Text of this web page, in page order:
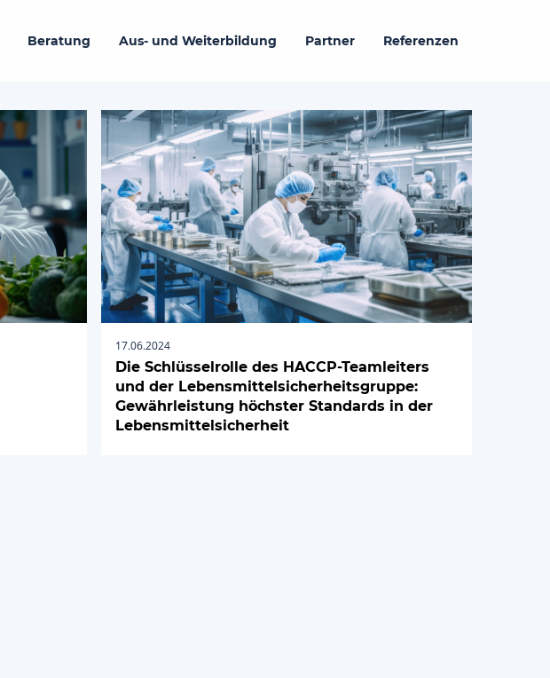
Beratung Aus- und Weiterbildung Partner Referenzen
17.06.2024
Die Schlüsselrolle des HACCP-Teamleiters
und der Lebensmittelsicherheitsgruppe:
Gewährleistung höchster Standards in der
Lebensmittelsicherheit